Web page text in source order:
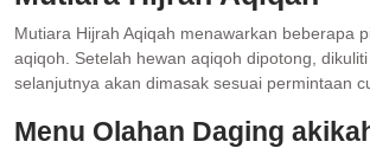
Mutiara Hijrah Aqiqah menawarkan beberapa
aqiqoh. Setelah hewan aqiqoh dipotong, dikuliti
selanjutnya akan dimasak sesuai permintaan
Menu Olahan Daging